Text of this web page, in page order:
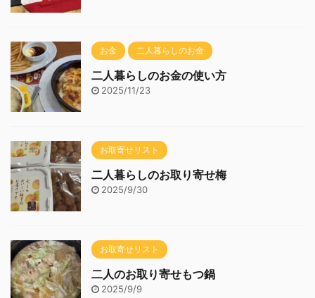
お金 二人暮らしのお金
二人暮らしのお金の使い方
2025/11/23
お取寄せリスト
二人暮らしのお取り寄せ梅
2025/9/30
お取寄せリスト
二人のお取り寄せもつ鍋
2025/9/9